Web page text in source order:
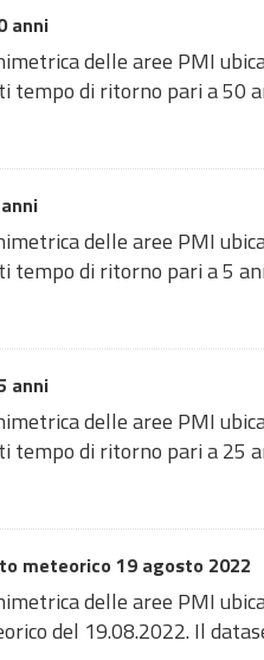
anni
delle aree PMI
di ritorno pari a 50
delle aree PMI
di ritorno pari a 5
anni
delle aree PMI
di ritorno pari a 25
meteorico 19 agosto 2022
delle aree PMI
del 19.08.2022. Il